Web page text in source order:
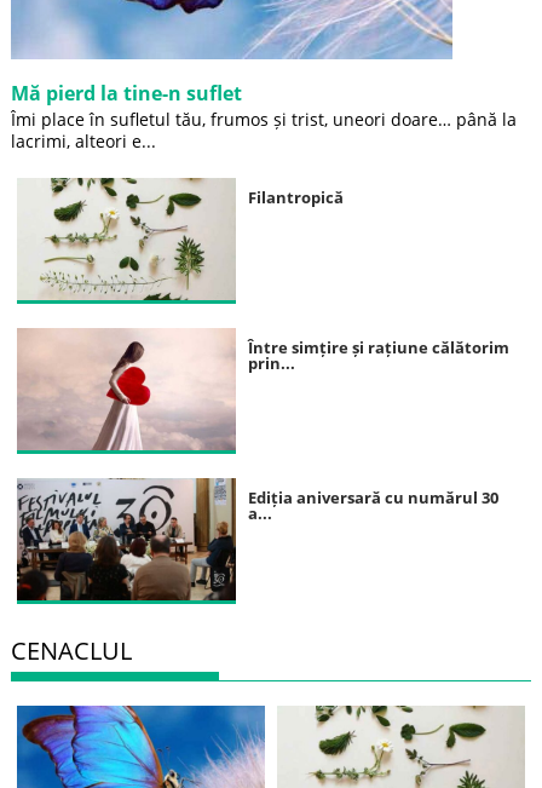
Mă pierd la tine-n suflet
Îmi place în sufletul tău, frumos și trist, uneori doare… până la
lacrimi, alteori e...
Filantropică
Între simțire și rațiune călătorim
prin...
Ediția aniversară cu numărul 30
a...
CENACLUL